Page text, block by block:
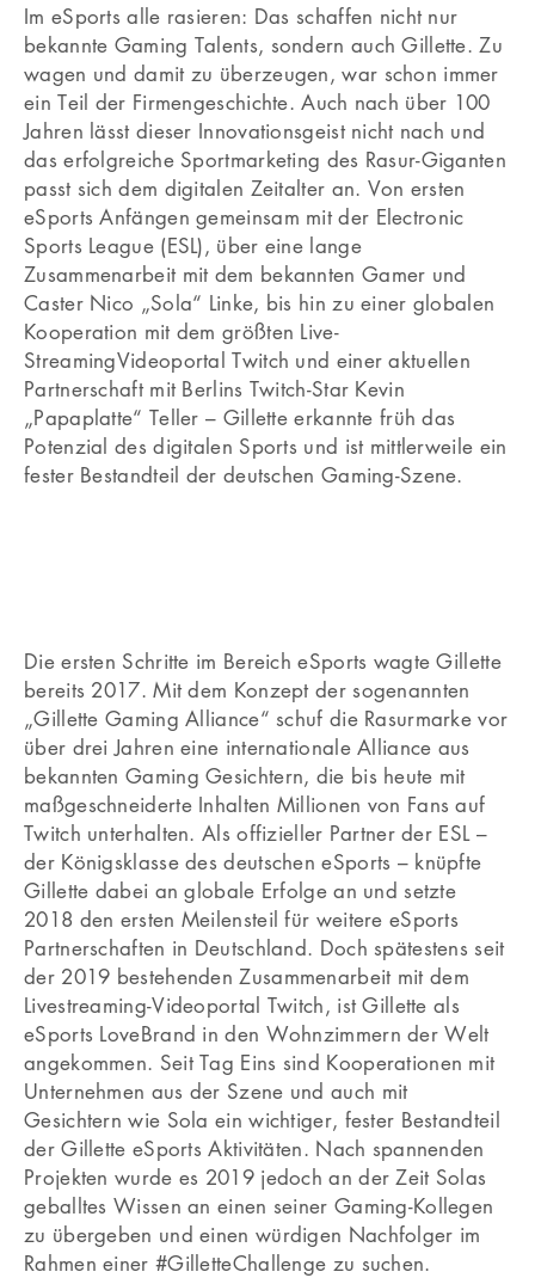
Im eSports alle rasieren: Das schaffen nicht nur
bekannte Gaming Talents, sondern auch Gillette. Zu
wagen und damit zu überzeugen, war schon immer
ein Teil der Firmengeschichte. Auch nach über 100
Jahren lässt dieser Innovationsgeist nicht nach und
das erfolgreiche Sportmarketing des Rasur-Giganten
passt sich dem digitalen Zeitalter an. Von ersten
eSports Anfängen gemeinsam mit der Electronic
Sports League (ESL), über eine lange
Zusammenarbeit mit dem bekannten Gamer und
Caster Nico „Sola“ Linke, bis hin zu einer globalen
Kooperation mit dem größten Live-
StreamingVideoportal Twitch und einer aktuellen
Partnerschaft mit Berlins Twitch-Star Kevin
„Papaplatte“ Teller – Gillette erkannte früh das
Potenzial des digitalen Sports und ist mittlerweile ein
fester Bestandteil der deutschen Gaming-Szene.
Die ersten Schritte im Bereich eSports wagte Gillette
bereits 2017. Mit dem Konzept der sogenannten
„Gillette Gaming Alliance“ schuf die Rasurmarke vor
über drei Jahren eine internationale Alliance aus
bekannten Gaming Gesichtern, die bis heute mit
maßgeschneiderte Inhalten Millionen von Fans auf
Twitch unterhalten. Als offizieller Partner der ESL –
der Königsklasse des deutschen eSports – knüpfte
Gillette dabei an globale Erfolge an und setzte
2018 den ersten Meilensteil für weitere eSports
Partnerschaften in Deutschland. Doch spätestens seit
der 2019 bestehenden Zusammenarbeit mit dem
Livestreaming-Videoportal Twitch, ist Gillette als
eSports LoveBrand in den Wohnzimmern der Welt
angekommen. Seit Tag Eins sind Kooperationen mit
Unternehmen aus der Szene und auch mit
Gesichtern wie Sola ein wichtiger, fester Bestandteil
der Gillette eSports Aktivitäten. Nach spannenden
Projekten wurde es 2019 jedoch an der Zeit Solas
geballtes Wissen an einen seiner Gaming-Kollegen
zu übergeben und einen würdigen Nachfolger im
Rahmen einer #GilletteChallenge zu suchen.